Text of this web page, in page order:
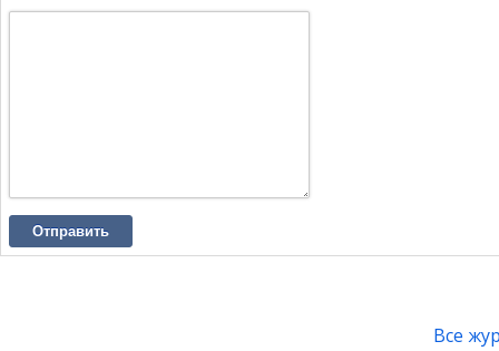
Отправить
Все